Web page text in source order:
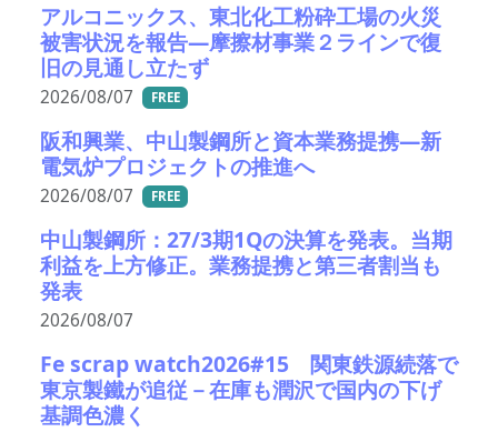
アルコニックス、東北化工粉砕工場の火災
被害状況を報告―摩擦材事業２ラインで復
旧の見通し立たず
2026/08/07 FREE
阪和興業、中山製鋼所と資本業務提携―新
電気炉プロジェクトの推進へ
2026/08/07 FREE
中山製鋼所：27/3期1Qの決算を発表。当期
利益を上方修正。業務提携と第三者割当も
発表
2026/08/07
Fe scrap watch2026#15 関東鉄源続落で
東京製鐵が追従－在庫も潤沢で国内の下げ
基調色濃く